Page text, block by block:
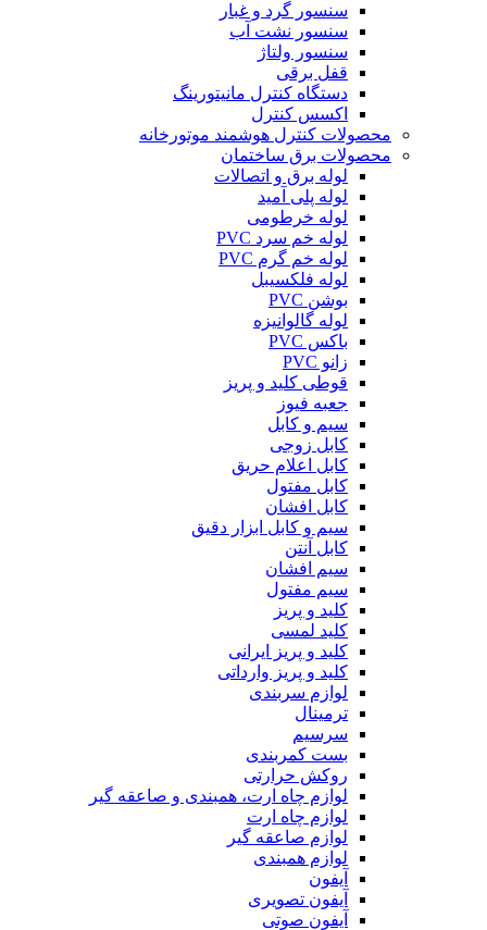
سنسور گرد و غبار
سنسور نشت آب
سنسور ولتاژ
قفل برقی
دستگاه کنترل مانیتورینگ
اکسس کنترل
محصولات کنترل هوشمند موتورخانه
محصولات برق ساختمان
لوله برق و اتصالات
لوله پلی آمید
لوله خرطومی
لوله خم سرد PVC
لوله خم گرم PVC
لوله فلکسیبل
بوشن PVC
لوله گالوانیزه
باکس PVC
زانو PVC
قوطی کلید و پریز
جعبه فیوز
سیم و کابل
کابل زوجی
کابل اعلام حریق
کابل مفتول
کابل افشان
سیم و کابل ابزار دقیق
کابل آنتن
سیم افشان
سیم مفتول
کلید و پریز
کلید لمسی
کلید و پریز ایرانی
کلید و پریز وارداتی
لوازم سربندی
ترمینال
سرسیم
بست کمربندی
روکش حرارتی
لوازم چاه ارت، همبندی و صاعقه گیر
لوازم چاه ارت
لوازم صاعقه گیر
لوازم همبندی
آیفون
آیفون تصویری
آیفون صوتی